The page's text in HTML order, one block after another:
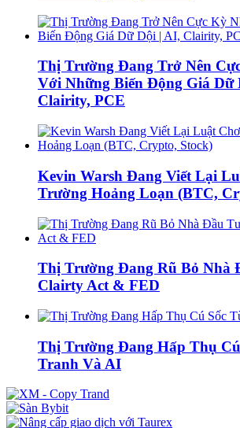
Thị Trường Đang Trở Nên
Với Những Biến Động Giá Dữ
Clairity, PCE
Kevin Warsh Đang Viết Lại
Trường Hoảng Loạn (BTC,
Thị Trường Đang Rũ Bỏ Nhà
Clairty Act & FED
Thị Trường Đang Hấp Thụ
Tranh Và AI